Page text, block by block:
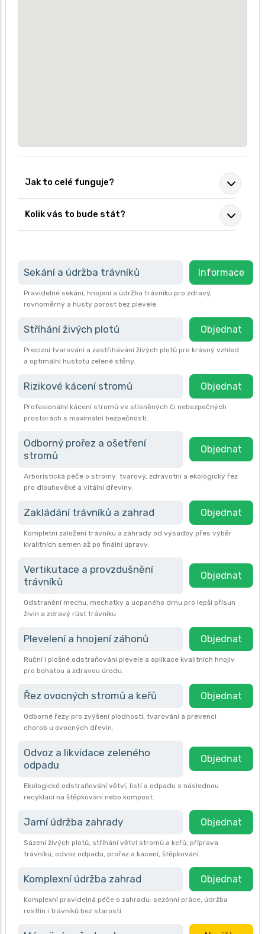
Jak to celé funguje?
Kolik vás to bude stát?
Sekání a údržba trávníků Informace
Pravidelné sekání, hnojení a údržba trávníku pro zdravý,
rovnoměrný a hustý porost bez plevele.
Stříhání živých plotů Objednat
Precizní tvarování a zastřihávání živých plotů pro krásný vzhled
a optimální hustotu zelené stěny.
Rizikové kácení stromů Objednat
Profesionální kácení stromů ve stísněných či nebezpečných
prostorách s maximální bezpečností.
Odborný prořez a ošetření
stromů
Objednat
Arboristická péče o stromy: tvarový, zdravotní a ekologický řez
pro dlouhověké a vitální dřeviny.
Zakládání trávníků a zahrad Objednat
Kompletní založení trávníku a zahrady od výsadby přes výběr
kvalitních semen až po finální úpravy.
Vertikutace a provzdušnění
trávníků
Objednat
Odstranění mechu, mechatky a ucpaného drnu pro lepší přísun
živin a zdravý růst trávníku.
Plevelení a hnojení záhonů Objednat
Ruční i plošné odstraňování plevele a aplikace kvalitních hnojiv
pro bohatou a zdravou úrodu.
Řez ovocných stromů a keřů Objednat
Odborné řezy pro zvýšení plodnosti, tvarování a prevenci
chorob u ovocných dřevin.
Odvoz a likvidace zeleného
odpadu
Objednat
Ekologické odstraňování větví, listí a odpadu s následnou
recyklací na štěpkování nebo kompost.
Jarní údržba zahrady Objednat
Sázení živých plotů, stříhání větví stromů a keřů, příprava
trávníku, odvoz odpadu, prořez a kácení, štěpkování.
Komplexní údržba zahrad Objednat
Komplexní pravidelná péče o zahradu: sezónní práce, údržba
rostlin i trávníků bez starostí.